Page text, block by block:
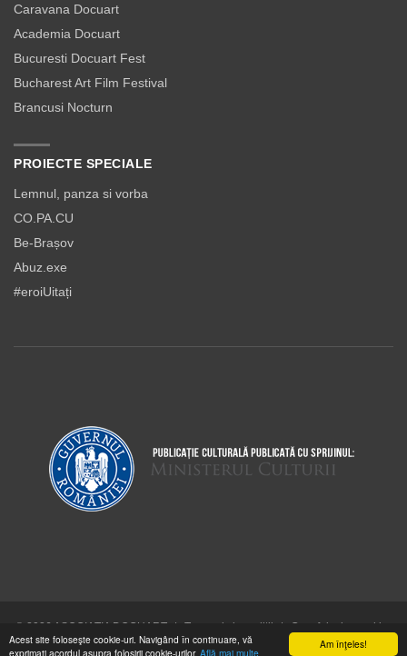
Am înţeles!
Acest site foloseşte cookie-uri. Navigând în continuare, vă
exprimaţi acordul asupra folosirii cookie-urilor. Află mai multe
Caravana Docuart
Academia Docuart
Bucuresti Docuart Fest
Bucharest Art Film Festival
Brancusi Nocturn
PROIECTE SPECIALE
Lemnul, panza si vorba
CO.PA.CU
Be-Brașov
Abuz.exe
#eroiUitați
© 2026 ASOCIAŢIA DOCUART | Termeni şi condiţii |
Cum folosim cookie-
urile